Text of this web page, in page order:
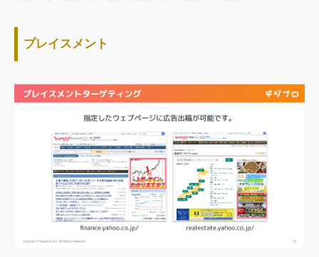
プレイスメント